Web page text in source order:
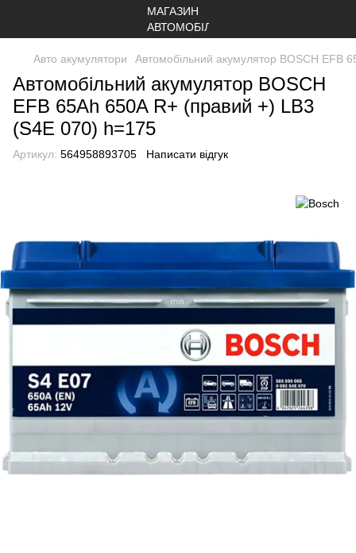
Авто акумулятори Автомобільний акумулятор BOSCH EFB
Автомобільний акумулятор BOSCH
EFB 65Ah 650A R+ (правий +) LB3
(S4E 070) h=175
Артикул: 564958893705 Написати відгук